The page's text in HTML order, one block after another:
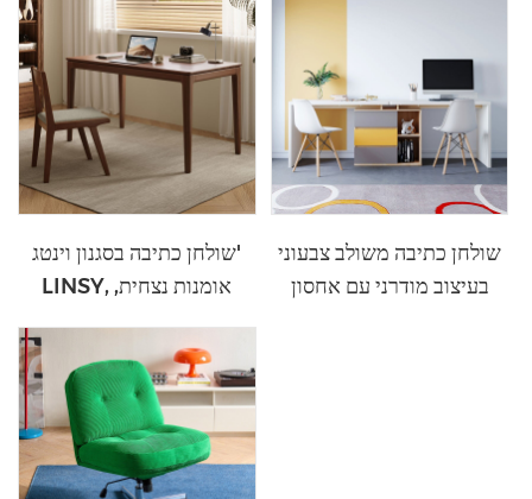
שולחן כתיבה בסגנון וינטג'
LINSY, אומנות נצחית,
AS2V-A
שולחן כתיבה משולב צבעוני
בעיצוב מודרני עם אחסון